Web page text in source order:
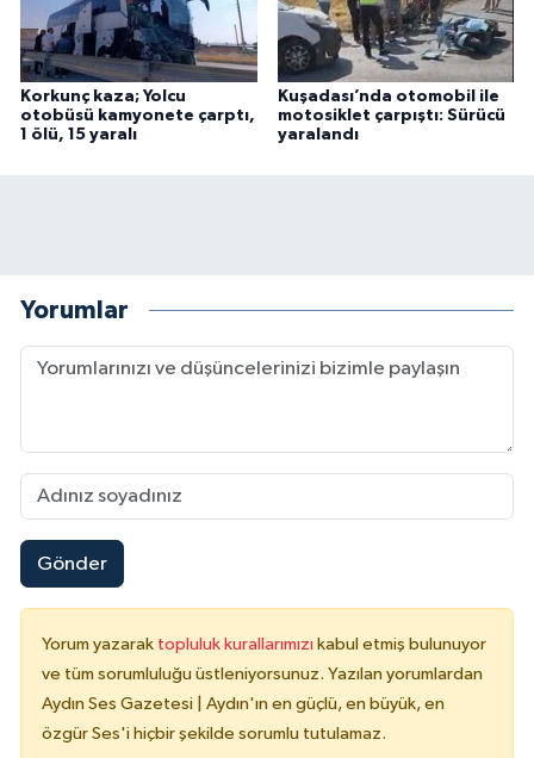
Korkunç kaza; Yolcu
otobüsü kamyonete çarptı,
1 ölü, 15 yaralı
Kuşadası’nda otomobil ile
motosiklet çarpıştı: Sürücü
yaralandı
Yorumlar
Gönder
Yorum yazarak topluluk kurallarımızı kabul etmiş bulunuyor
ve tüm sorumluluğu üstleniyorsunuz. Yazılan yorumlardan
Aydın Ses Gazetesi | Aydın'ın en güçlü, en büyük, en
özgür Ses'i hiçbir şekilde sorumlu tutulamaz.